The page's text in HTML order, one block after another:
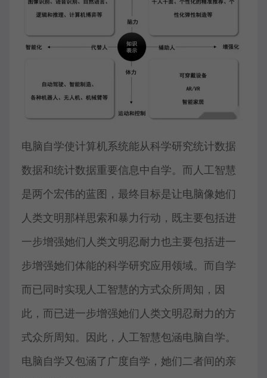
电脑自学使计算机系统能从科学研究统计数据
数据和统计数据重要信息中自学。而人工智慧
是两个宏伟的蓝图，最终目标是让电脑像她们
人类文明那样思索和暴力行动，既主要包括进
一步增强她们人类文明忍耐力也主要包括进一
步增强她们体能的科学研究应用领域。而自学
而已同时实现人工智慧的方式众所周知，因
此，而已进一步增强她们人类文明忍耐力的方
式众所周知。因此，人工智慧包涵电脑自学。
电脑自学又包涵了广度自学，她们二者间的亲